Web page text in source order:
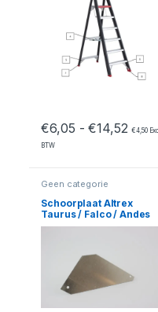
€6,05 - €14,52 €4,50
BTW
Geen categorie
Schoorplaat Altrex
Taurus / Falco / Andes